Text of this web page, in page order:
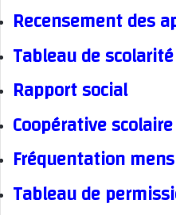
Recensement des
Tableau de scolarité
Rapport social
Coopérative scolaire
Fréquentation
Tableau de